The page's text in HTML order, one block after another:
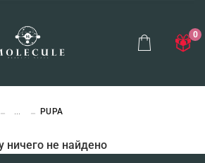
0
... PUPA
ничего не найдено